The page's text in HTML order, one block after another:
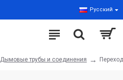
Русский
Дымовые трубы и соединения